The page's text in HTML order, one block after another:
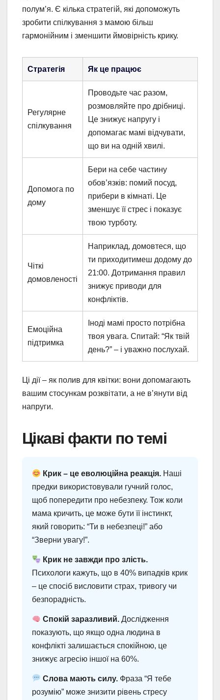
полум’я. Є кілька стратегій, які допоможуть
зробити спілкування з мамою більш
гармонійним і зменшити ймовірність крику.
Стратегія Як це працює
Регулярне
спілкування
Проводьте час разом,
розмовляйте про дрібниці.
Це знижує напругу і
допомагає мамі відчувати,
що ви на одній хвилі.
Допомога по
дому
Бери на себе частину
обов’язків: помий посуд,
прибери в кімнаті. Це
зменшує її стрес і показує
твою турботу.
Чіткі
домовленості
Наприклад, домовтеся, що
ти приходитимеш додому до
21:00. Дотримання правил
знижує приводи для
конфліктів.
Емоційна
підтримка
Іноді мамі просто потрібна
твоя увага. Спитай: “Як твій
день?” – і уважно послухай.
Ці дії – як полив для квітки: вони допомагають
вашим стосункам розквітати, а не в’янути від
напруги.
Цікаві факти по темі
Крик – це еволюційна реакція. Наші
предки використовували гучний голос,
щоб попередити про небезпеку. Тож коли
мама кричить, це може бути її інстинкт,
який говорить: “Ти в небезпеці!” або
“Зверни увагу!”.
Крик не завжди про злість.
Психологи кажуть, що в 40% випадків крик
– це спосіб висловити страх, тривогу чи
безпорадність.
Спокій заразливий. Дослідження
показують, що якщо одна людина в
конфлікті залишається спокійною, це
знижує агресію іншої на 60%.
Слова мають силу. Фраза “Я тебе
розумію” може знизити рівень стресу